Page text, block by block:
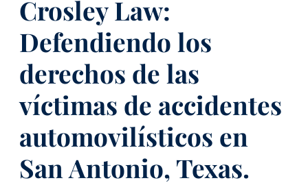
Crosley Law:
Defendiendo los
derechos de las
víctimas de accidentes
automovilísticos en
San Antonio, Texas.